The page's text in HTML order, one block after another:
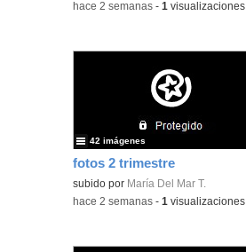
-hace 2 semanas -1 visualizaciones
fotos 2 trimestre
Contenido educativo.
subido por María Del Mar T.
42 imágenes
-hace 2 semanas -1 visualizaciones